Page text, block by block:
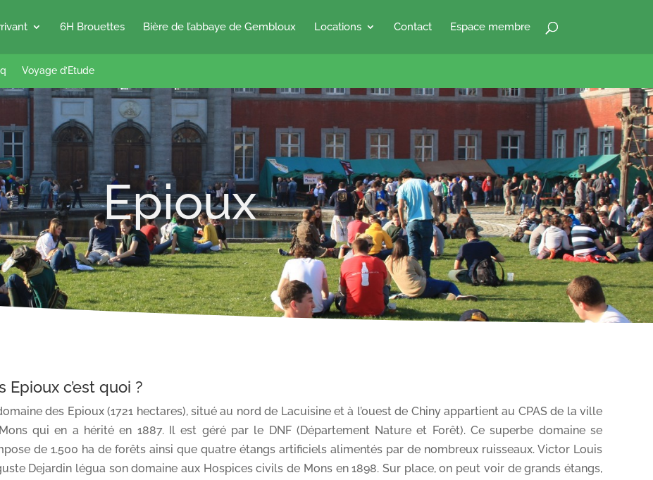
6H Brouettes Bière de l’abbaye de Gembloux Locations Contact Espace membre
Voyage d’Etude
Epioux
Epioux c’est quoi ?
des Epioux (1721 hectares), situé au nord de Lacuisine et à l’ouest de Chiny appartient au CPAS de la ville
qui en a hérité en 1887. Il est géré par le DNF (Département Nature et Forêt). Ce superbe domaine se
de 1.500 ha de forêts ainsi que quatre étangs artificiels alimentés par de nombreux ruisseaux. Victor Louis
Dejardin légua son domaine aux Hospices civils de Mons en 1898. Sur place, on peut voir de grands étangs,